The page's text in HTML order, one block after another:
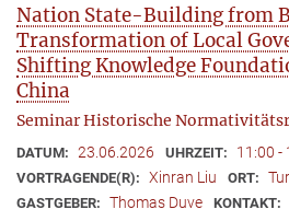
Nation State-Building from
Transformation of Local
Shifting Knowledge
China
Seminar Historische
DATUM: 23.06.2026 UHRZEIT: 11:00 -
VORTRAGENDE(R): Xinran Liu ORT:
GASTGEBER: Thomas Duve KONTAKT: